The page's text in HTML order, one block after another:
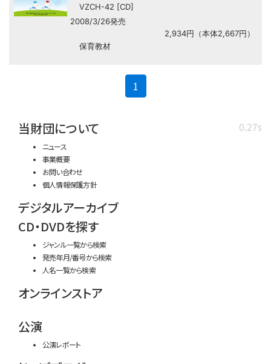
VZCH-42 [CD]
2008/3/26発売
2,934円（本体2,667円）
保育教材
1
0.27s
当財団について
ニュース
事業概要
お問い合わせ
個人情報保護方針
デジタルアーカイブ
CD・DVDを探す
ジャンル一覧から検索
発売年月/番号から検索
人名一覧から検索
オンラインストア
公演
公演レポート